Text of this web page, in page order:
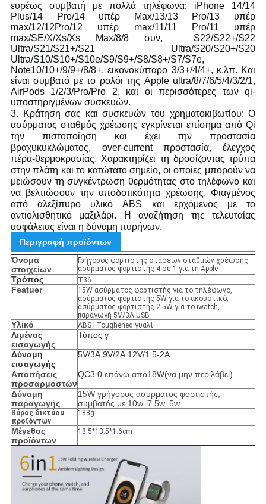
ευρέως συμβατή με πολλά τηλέφωνα: iPhone 14/14
Plus/14 Pro/14 υπέρ Max/13/13 Pro/13 υπέρ
max/12/12Pro/12 υπέρ max/11/11 Pro/11 υπέρ
max/SE/X/Xs/Xs Max/8/8 συν,  S22/S22+/S22
Ultra/S21/S21+/S21 Ultra/S20/S20+/S20
Ultra/S10/S10+/S10e/S9/S9+/S8/S8+/S7/S7e,
Note10/10+/9/9+/8/8+, εικονοκύτταρο 3/3+/4/4+, κ.λπ. Και
είναι συμβατό με το ρολόι της Apple ultra/8/7/6/5/4/3/2/1,
AirPods 1/2/3/Pro/Pro 2, και οι περισσότερες των qi-
υποστηριγμένων συσκευών.
3.
Κράτηση σας και συσκευών του χρηματοκιβωτίου: Ο
ασύρματος σταθμός χρέωσης εγκρίνεται επίσημα από Qi
την πιστοποίηση και έχει την προστασία
βραχυκυκλώματος, over-current προστασία, έλεγχος
πέρα-θερμοκρασίας. Χαρακτηρίζει τη δροσίζοντας τρύπα
στην πλάτη και το κατώτατο σημείο, οι οποίες μπορούν να
μειώσουν τη συγκέντρωση θερμότητας στο τηλέφωνο και
να βελτιώσουν την αποδοτικότητα χρέωσης. Φιαγμένος
από αλεξίπυρο υλικό ABS και ερχόμενος με το
αντιολισθητικό μαξιλάρι. Η αναζήτηση της τελευταίας
ασφάλειας είναι η δύναμη πυρήνων.
Περιγραφή προϊόντων
Όνομα
στοιχείων
Γρήγορος φορτιστής στάσεων σταθμών χρέωσης
ασύρματος φορτιστής 4 σε 1 για τη Apple
Τρόπος T36
Featuer
15W ασύρματος φορτιστής για το τηλέφωνο,
ασύρματος φορτιστής 5W για το ακουστικό,
ασύρματος φορτιστής 2.5W για το iwatch,
παραγωγή 5V/3A USB
Υλικό ABS+Toughened γυαλί
Λιμένας
εισαγωγής
Τύπος γ
Δύναμη
εισαγωγής
5V/3A.9V/2A.12V/1.5-2A
Απαιτήσεις
προσαρμοστών
QC3.0επάνω από18W(να μην περιλάβει).
Δύναμη
παραγωγής
15W γρήγορος ασύρματος φορτιστής,
συμβατός με 10w. 7.5w, 5w.
Βάρος δικτύου
προϊόντων
188g
Μέγεθος
προϊόντων
18.5*13.5*1.6cm